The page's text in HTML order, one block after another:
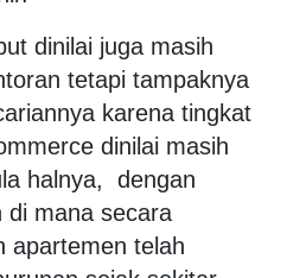
dinilai juga masih
tetapi tampaknya
karena tingkat
dinilai masih
halnya, dengan
di mana secara
apartemen telah